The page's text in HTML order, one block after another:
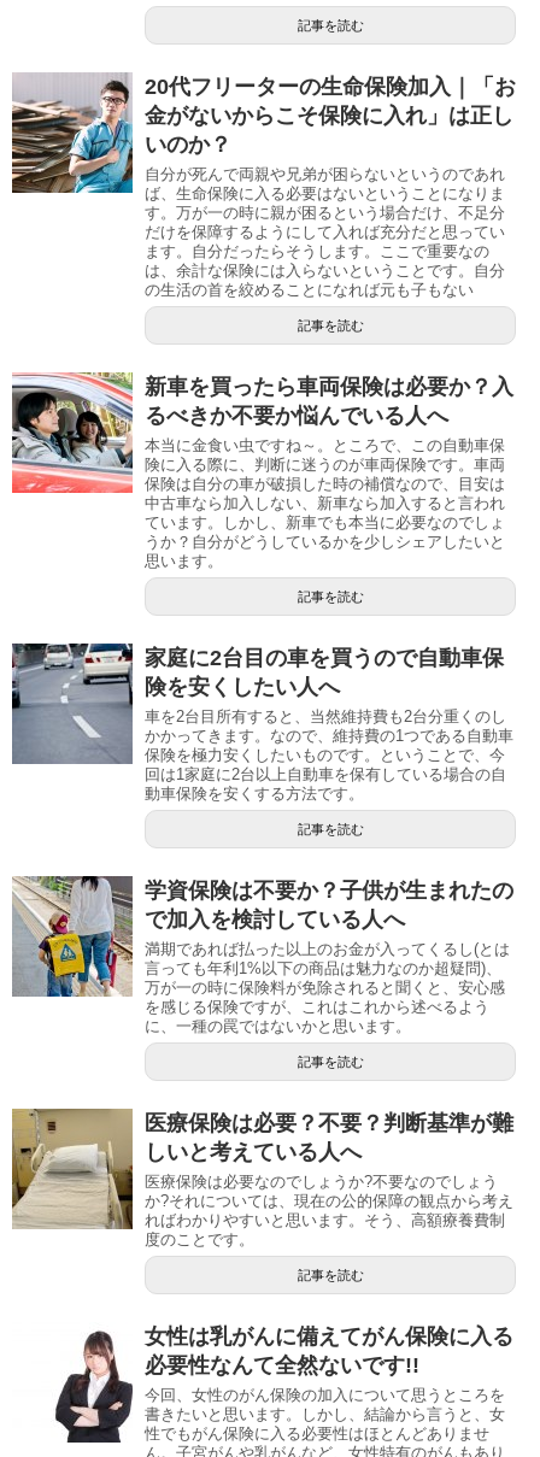
記事を読む
20代フリーターの生命保険加入｜「お
金がないからこそ保険に入れ」は正し
いのか？
自分が死んで両親や兄弟が困らないというのであれ
ば、生命保険に入る必要はないということになりま
す。万が一の時に親が困るという場合だけ、不足分
だけを保障するようにして入れば充分だと思ってい
ます。自分だったらそうします。ここで重要なの
は、余計な保険には入らないということです。自分
の生活の首を絞めることになれば元も子もない
記事を読む
新車を買ったら車両保険は必要か？入
るべきか不要か悩んでいる人へ
本当に金食い虫ですね～。ところで、この自動車保
険に入る際に、判断に迷うのが車両保険です。車両
保険は自分の車が破損した時の補償なので、目安は
中古車なら加入しない、新車なら加入すると言われ
ています。しかし、新車でも本当に必要なのでしょ
うか？自分がどうしているかを少しシェアしたいと
思います。
記事を読む
家庭に2台目の車を買うので自動車保
険を安くしたい人へ
車を2台目所有すると、当然維持費も2台分重くのし
かかってきます。なので、維持費の1つである自動車
保険を極力安くしたいものです。ということで、今
回は1家庭に2台以上自動車を保有している場合の自
動車保険を安くする方法です。
記事を読む
学資保険は不要か？子供が生まれたの
で加入を検討している人へ
満期であれば払った以上のお金が入ってくるし(とは
言っても年利1%以下の商品は魅力なのか超疑問)、
万が一の時に保険料が免除されると聞くと、安心感
を感じる保険ですが、これはこれから述べるよう
に、一種の罠ではないかと思います。
記事を読む
医療保険は必要？不要？判断基準が難
しいと考えている人へ
医療保険は必要なのでしょうか?不要なのでしょう
か?それについては、現在の公的保障の観点から考え
ればわかりやすいと思います。そう、高額療養費制
度のことです。
記事を読む
女性は乳がんに備えてがん保険に入る
必要性なんて全然ないです!!
今回、女性のがん保険の加入について思うところを
書きたいと思います。しかし、結論から言うと、女
性でもがん保険に入る必要性はほとんどありませ
ん。子宮がんや乳がんなど、女性特有のがんもあり